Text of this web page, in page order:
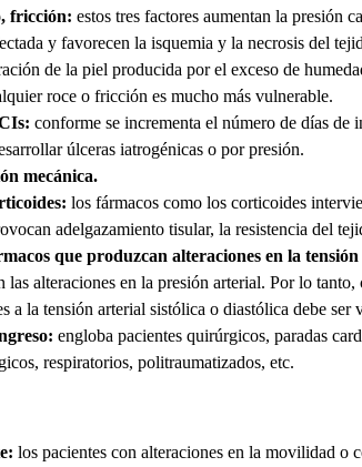
fricción: estos tres factores aumentan la presión
y favorecen la isquemia y la necrosis del
de la piel producida por el exceso de
roce o fricción es mucho más vulnerable.
conforme se incrementa el número de días de
úlceras iatrogénicas o por presión.
mecánica.
los fármacos como los corticoides
adelgazamiento tisular, la resistencia del
que produzcan alteraciones en la
las alteraciones en la presión arterial. Por lo
a la tensión arterial sistólica o diastólica debe ser
engloba pacientes quirúrgicos, paradas
respiratorios, politraumatizados, etc.
los pacientes con alteraciones en la movilidad o